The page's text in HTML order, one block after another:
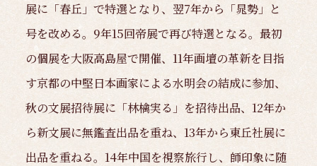
展に「春丘」で特選となり、翌7年から「晁勢」と
号を改める。9年15回帝展で再び特選となる。最初
の個展を大阪高島屋で開催、11年画壇の革新を目指
す京都の中堅日本画家による水明会の結成に参加、
秋の文展招待展に「林檎実る」を招待出品、12年か
ら新文展に無鑑査出品を重ね、13年から東丘社展に
出品を重ねる。14年中国を視察旅行し、師印象に随